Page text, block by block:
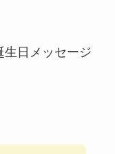
生日メッセージ